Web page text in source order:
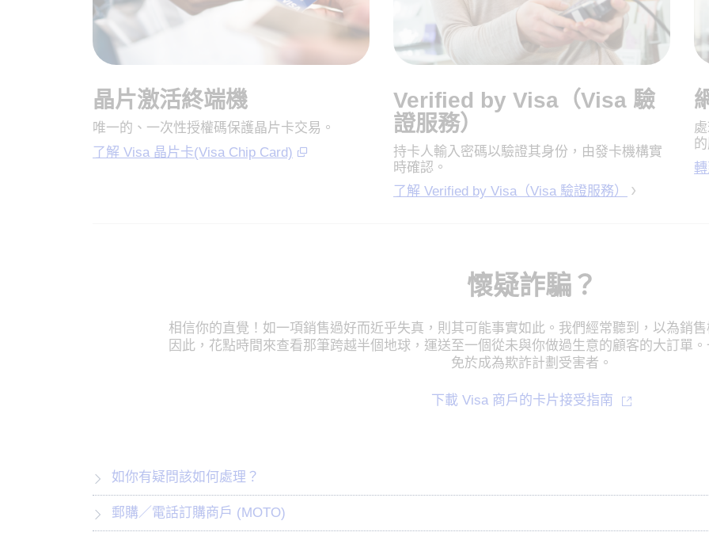
晶片激活終端機
唯一的、一次性授權碼保護晶片卡交易。
了解 Visa 晶片卡(Visa Chip Card)
Verified by Visa（Visa 驗
證服務）
持卡人輸入密碼以驗證其身份，由發卡機構實
時確認。
了解 Verified by Visa（Visa 驗證服務）
懷疑詐騙？
相信你的直覺！如一項銷售過好而近乎失真，則其可能事實如此。我們經常聽到，以為銷
因此，花點時間來查看那筆跨越半個地球，運送至一個從未與你做過生意的顧客的大訂單
免於成為欺詐計劃受害者。
下載 Visa 商戶的卡片接受指南
如你有疑問該如何處理？
郵購／電話訂購商戶 (MOTO)